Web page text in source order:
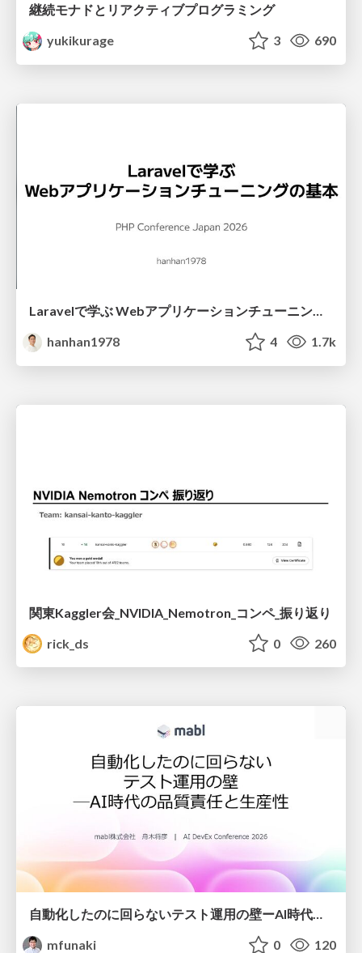
継続モナドとリアクティブプログラミング
yukikurage
3 690
Laravelで学ぶ Webアプリケーションチューニング入門/web_application_tuning_101
hanhan1978
4 1.7k
関東Kaggler会_NVIDIA_Nemotron_コンペ_振り返り
rick_ds
0 260
自動化したのに回らないテスト運用の壁ーAI時代の品質責任と生産性
mfunaki
0 120